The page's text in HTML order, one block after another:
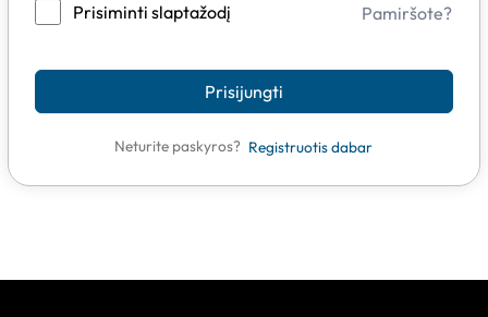
Prisiminti slaptažodį Pamiršote?
Prisijungti
Neturite paskyros? Registruotis dabar